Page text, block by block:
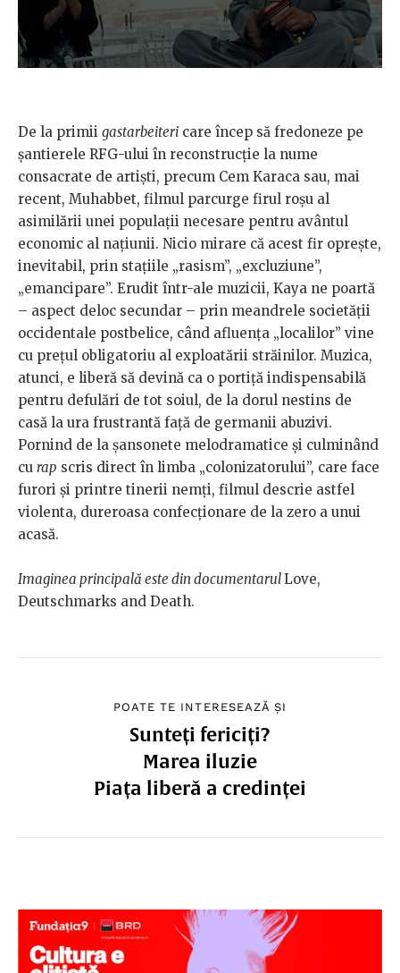
De la primii gastarbeiteri care încep să fredoneze pe
șantierele RFG-ului în reconstrucție la nume
consacrate de artiști, precum Cem Karaca sau, mai
recent, Muhabbet, filmul parcurge firul roșu al
asimilării unei populații necesare pentru avântul
economic al națiunii. Nicio mirare că acest fir oprește,
inevitabil, prin stațiile „rasism”, „excluziune”,
„emancipare”. Erudit într-ale muzicii, Kaya ne poartă
– aspect deloc secundar – prin meandrele societății
occidentale postbelice, când afluența „localilor” vine
cu prețul obligatoriu al exploatării străinilor. Muzica,
atunci, e liberă să devină ca o portiță indispensabilă
pentru defulări de tot soiul, de la dorul nestins de
casă la ura frustrantă față de germanii abuzivi.
Pornind de la șansonete melodramatice și culminând
cu rap scris direct în limba „colonizatorului”, care face
furori și printre tinerii nemți, filmul descrie astfel
violenta, dureroasa confecționare de la zero a unui
acasă.
Imaginea principală este din documentarulLove,
Deutschmarks and Death.
POATE TE INTERESEAZĂ ȘI
Sunteți fericiți?
Marea iluzie
Piața liberă a credinței